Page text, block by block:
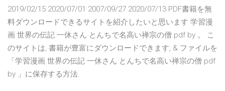
2019/02/15 2020/07/01 2007/09/27 2020/07/13 PDF書籍を無
料ダウンロードできるサイトを紹介したいと思います 学習漫
画 世界の伝記 一休さん とんちで名高い禅宗の僧.pdf by 。 こ
のサイトは, 書籍が豊富にダウンロードできます, & ファイルを
「学習漫画 世界の伝記 一休さん とんちで名高い禅宗の僧.pdf
by 」に保存する方法.